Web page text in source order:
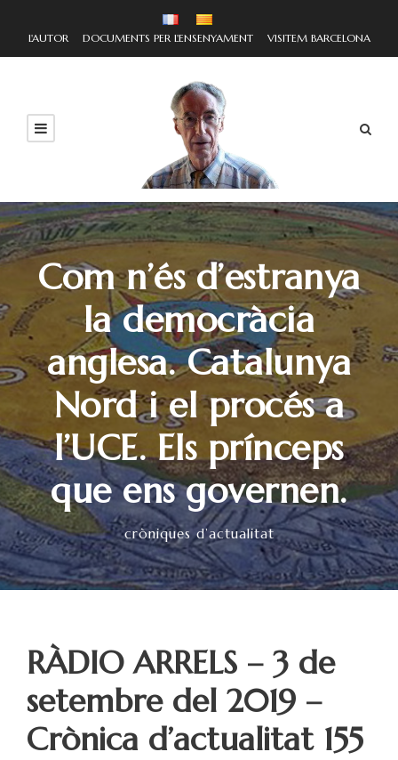
L'AUTOR DOCUMENTS PER L'ENSENYAMENT VISITEM BARCELONA
Com n’és d’estranya
la democràcia
anglesa. Catalunya
Nord i el procés a
l’UCE. Els prínceps
que ens governen.
cròniques d’actualitat
RÀDIO ARRELS – 3 de
setembre del 2019 –
Crònica d’actualitat 155